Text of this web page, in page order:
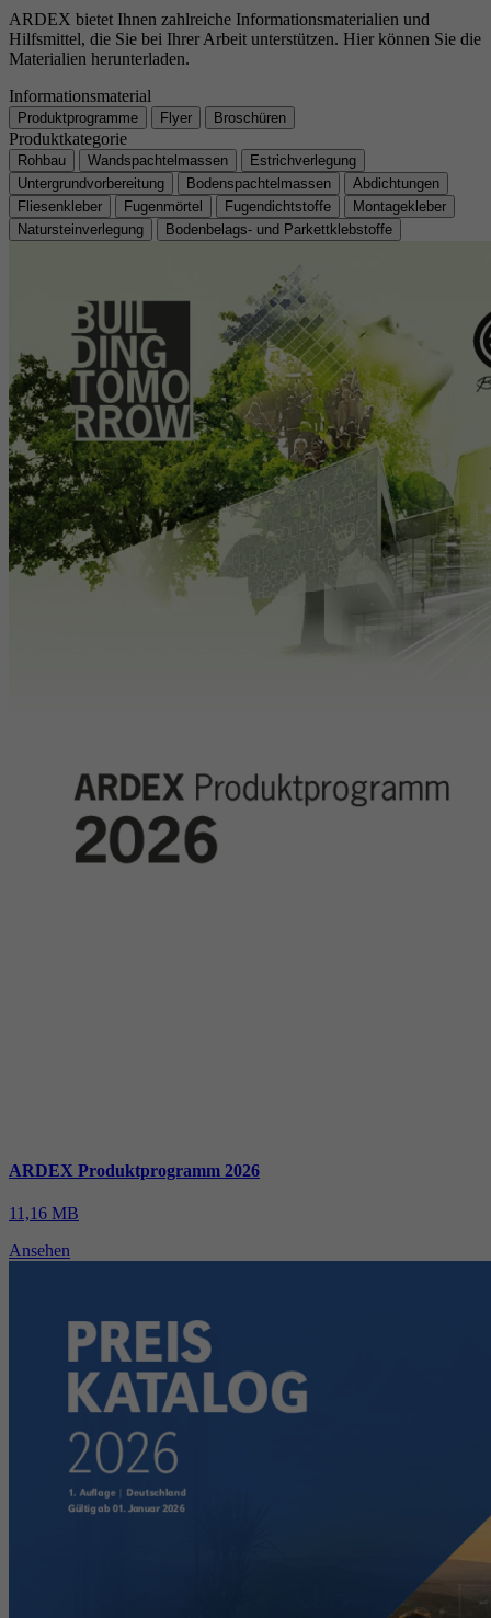
ARDEX bietet Ihnen zahlreiche Informationsmaterialien und
Hilfsmittel, die Sie bei Ihrer Arbeit unterstützen. Hier können Sie die
Materialien herunterladen.
Informationsmaterial
Produktprogramme Flyer Broschüren
Produktkategorie
Rohbau Wandspachtelmassen
Estrichverlegung
Untergrundvorbereitung
Bodenspachtelmassen
Abdichtungen
Fliesenkleber
Fugenmörtel Fugendichtstoffe
Montagekleber
Natursteinverlegung
Bodenbelags- und Parkettklebstoffe
ARDEX Produktprogramm 2026
11,16 MB
Ansehen
Laufzeit 1 Jahr
Name __cf_bm
Anbieter .myfonts.net
Zweck
Dient als Lizenz zur Verwendung einer Schrift
von myfonts.net.
Name _GRECAPTCHA
Anbieter Google reCAPTCHA
Laufzeit 6 Monate
Zweck
reCAPTCHA setzt ein notwendiges Cookie
(_GRECAPTCHA), wenn es zum Zweck der
Risikoanalyse ausgeführt wird.
Zweck
Cookie von Google zur Steuerung der
erweiterten Script- und Ereignisbehandlung.
Name _gat
Anbieter Google
Laufzeit 1 Tag
erweiterten Script- und Ereignisbehandlung.
Zweck Google Maps Karte für die Außendienstsuche